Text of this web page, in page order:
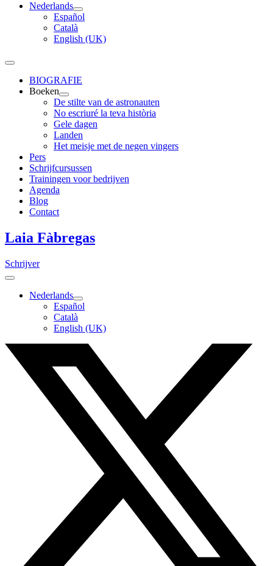
Nederlands
Español
Català
English (UK)
BIOGRAFIE
Boeken
De stilte van de astronauten
No escriuré la teva història
Gele dagen
Landen
Het meisje met de negen vingers
Pers
Schrijfcursussen
Trainingen voor bedrijven
Agenda
Blog
Contact
Laia Fàbregas
Schrijver
Nederlands
Español
Català
English (UK)